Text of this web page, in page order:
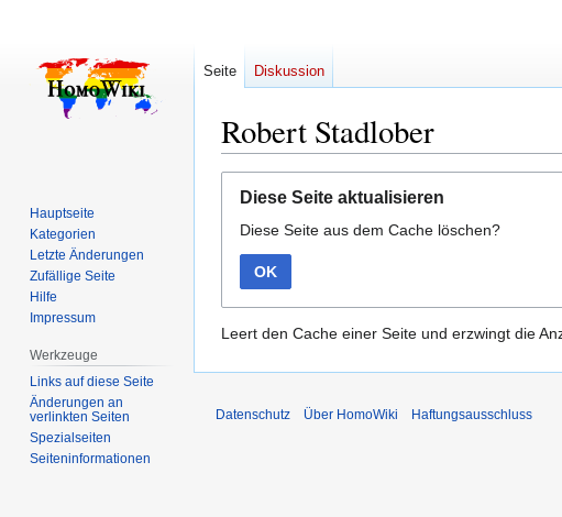
Robert Stadlober
Navigation
springen
Suche
springen
Diese Seite aktualisieren
Diese Seite aus dem Cache löschen?
OK
Leert den Cache einer Seite und erzwingt die
Seite Diskussion
Hauptseite
Kategorien
Letzte Änderungen
Zufällige Seite
Hilfe
Impressum
Werkzeuge
Links auf diese Seite
Änderungen an
verlinkten Seiten
Spezialseiten
Seiten­­informationen
Datenschutz Über HomoWiki Haftungsausschluss